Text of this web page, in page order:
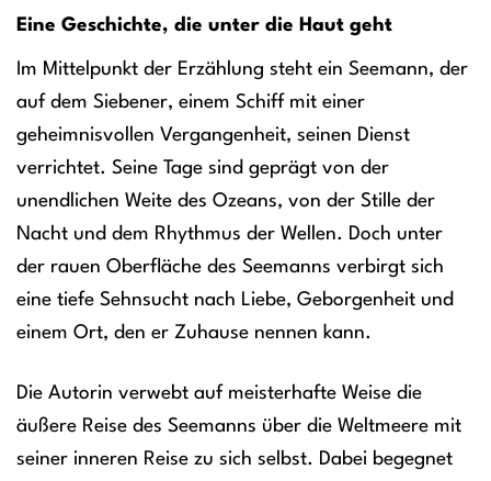
Eine Geschichte, die unter die Haut geht
Im Mittelpunkt der Erzählung steht ein Seemann, der
auf dem Siebener, einem Schiff mit einer
geheimnisvollen Vergangenheit, seinen Dienst
verrichtet. Seine Tage sind geprägt von der
unendlichen Weite des Ozeans, von der Stille der
Nacht und dem Rhythmus der Wellen. Doch unter
der rauen Oberfläche des Seemanns verbirgt sich
eine tiefe Sehnsucht nach Liebe, Geborgenheit und
einem Ort, den er Zuhause nennen kann.
Die Autorin verwebt auf meisterhafte Weise die
äußere Reise des Seemanns über die Weltmeere mit
seiner inneren Reise zu sich selbst. Dabei begegnet